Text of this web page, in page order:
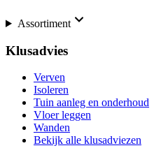
Assortiment
Klusadvies
Verven
Isoleren
Tuin aanleg en onderhoud
Vloer leggen
Wanden
Bekijk alle klusadviezen